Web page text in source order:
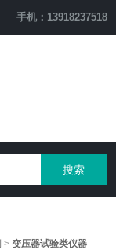
手机：13918237518
>变压器试验类仪器